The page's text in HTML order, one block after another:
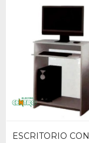
ESCRITORIO